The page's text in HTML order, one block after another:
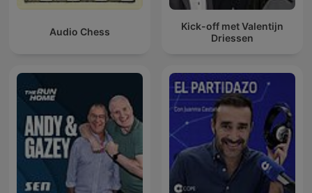
Audio Chess
Kick-off met Valentijn
Driessen